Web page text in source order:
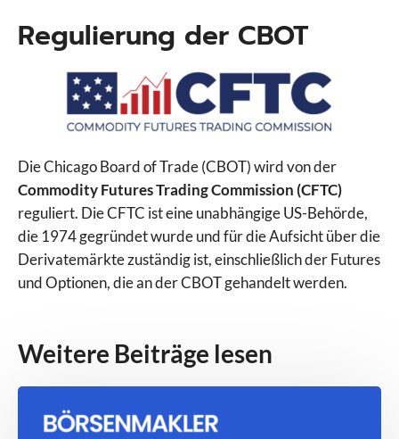
Regulierung der CBOT
Die Chicago Board of Trade (CBOT) wird von der
Commodity Futures Trading Commission (CFTC)
reguliert. Die CFTC ist eine unabhängige US-Behörde,
die 1974 gegründet wurde und für die Aufsicht über die
Derivatemärkte zuständig ist, einschließlich der Futures
und Optionen, die an der CBOT gehandelt werden.
Weitere Beiträge lesen